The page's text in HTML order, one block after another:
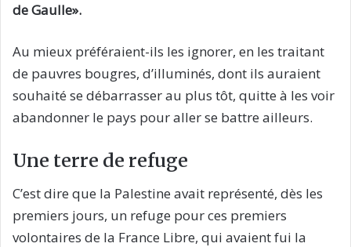
de Gaulle».
Au mieux préféraient-ils les ignorer, en les traitant
de pauvres bougres, d’illuminés, dont ils auraient
souhaité se débarrasser au plus tôt, quitte à les voir
abandonner le pays pour aller se battre ailleurs.
Une terre de refuge
C’est dire que la Palestine avait représenté, dès les
premiers jours, un refuge pour ces premiers
volontaires de la France Libre, qui avaient fui la